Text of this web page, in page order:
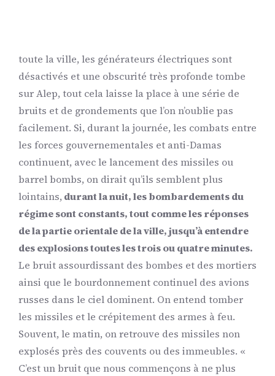
toute la ville, les générateurs électriques sont
désactivés et une obscurité très profonde tombe
sur Alep, tout cela laisse la place à une série de
bruits et de grondements que l’on n’oublie pas
facilement. Si, durant la journée, les combats entre
les forces gouvernementales et anti-Damas
continuent, avec le lancement des missiles ou
barrel bombs, on dirait qu’ils semblent plus
lointains, durant la nuit, les bombardements du
régime sont constants, tout comme les réponses
de la partie orientale de la ville, jusqu’à entendre
des explosions toutes les trois ou quatre minutes.
Le bruit assourdissant des bombes et des mortiers
ainsi que le bourdonnement continuel des avions
russes dans le ciel dominent. On entend tomber
les missiles et le crépitement des armes à feu.
Souvent, le matin, on retrouve des missiles non
explosés près des couvents ou des immeubles. «
C’est un bruit que nous commençons à ne plus